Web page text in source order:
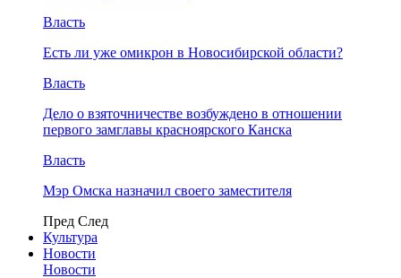
Власть
Есть ли уже омикрон в Новосибирской области?
Власть
Дело о взяточничестве возбуждено в отношении
первого замглавы красноярского Канска
Власть
Мэр Омска назначил своего заместителя
Пред След
Культура
Новости
Новости